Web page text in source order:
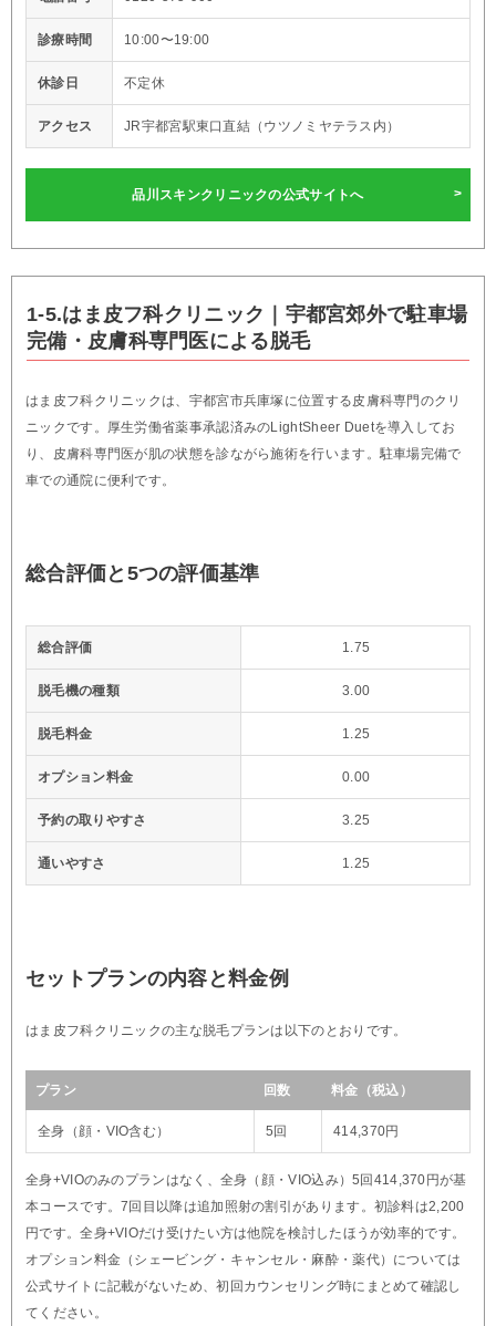
診療時間 10:00〜19:00
休診日 不定休
アクセス JR宇都宮駅東口直結（ウツノミヤテラス内）
品川スキンクリニックの公式サイトへ
1-5.はま皮フ科クリニック｜宇都宮郊外で駐車場
完備・皮膚科専門医による脱毛
はま皮フ科クリニックは、宇都宮市兵庫塚に位置する皮膚科専門のクリ
ニックです。厚生労働省薬事承認済みのLightSheer Duetを導入してお
り、皮膚科専門医が肌の状態を診ながら施術を行います。駐車場完備で
車での通院に便利です。
総合評価と5つの評価基準
総合評価 1.75
脱毛機の種類 3.00
脱毛料金 1.25
オプション料金 0.00
予約の取りやすさ 3.25
通いやすさ 1.25
セットプランの内容と料金例
はま皮フ科クリニックの主な脱毛プランは以下のとおりです。
プラン 回数 料金（税込）
全身（顔・VIO含む） 5回 414,370円
全身+VIOのみのプランはなく、全身（顔・VIO込み）5回414,370円が基
本コースです。7回目以降は追加照射の割引があります。初診料は2,200
円です。全身+VIOだけ受けたい方は他院を検討したほうが効率的です。
オプション料金（シェービング・キャンセル・麻酔・薬代）については
公式サイトに記載がないため、初回カウンセリング時にまとめて確認し
てください。